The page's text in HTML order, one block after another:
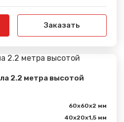
Заказать
2.2 метра высотой
60х60х2 мм
40х20х1,5 мм